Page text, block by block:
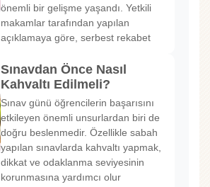
önemli bir gelişme yaşandı. Yetkili
makamlar tarafından yapılan
açıklamaya göre, serbest rekabet
Sınavdan Önce Nasıl
Kahvaltı Edilmeli?
Sınav günü öğrencilerin başarısını
etkileyen önemli unsurlardan biri de
doğru beslenmedir. Özellikle sabah
yapılan sınavlarda kahvaltı yapmak,
dikkat ve odaklanma seviyesinin
korunmasına yardımcı olur